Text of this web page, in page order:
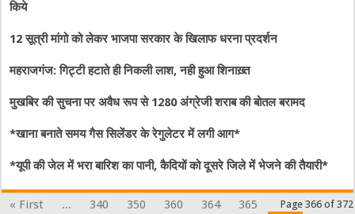
किये
12 सूत्री मांगो को लेकर भाजपा सरकार के खिलाफ धरना प्रदर्शन
महराजगंज: गिट्टी हटाते ही निकली लाश, नही हुआ शिनाख़्त
मुखबिर की सुचना पर अवैध रूप से 1280 अंग्रेजी शराब की बोतल बरामद
*खाना बनाते समय गैस सिलेंडर के रेगुलेटर में लगी आग*
*यूपी की जेल में भरा बारिश का पानी, कैदियों को दूसरे जिले में भेजने की तैयारी*
Page 366 of 372
« First ... 340 350 360 364
365